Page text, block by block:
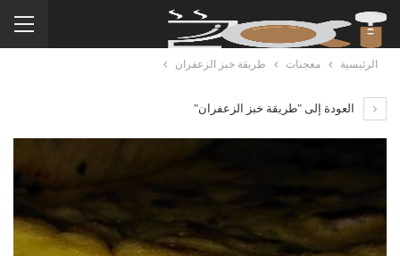
الرئيسية معجنات طريقة خبز الزعفران
العودة إلى "طريقة خبز الزعفران"